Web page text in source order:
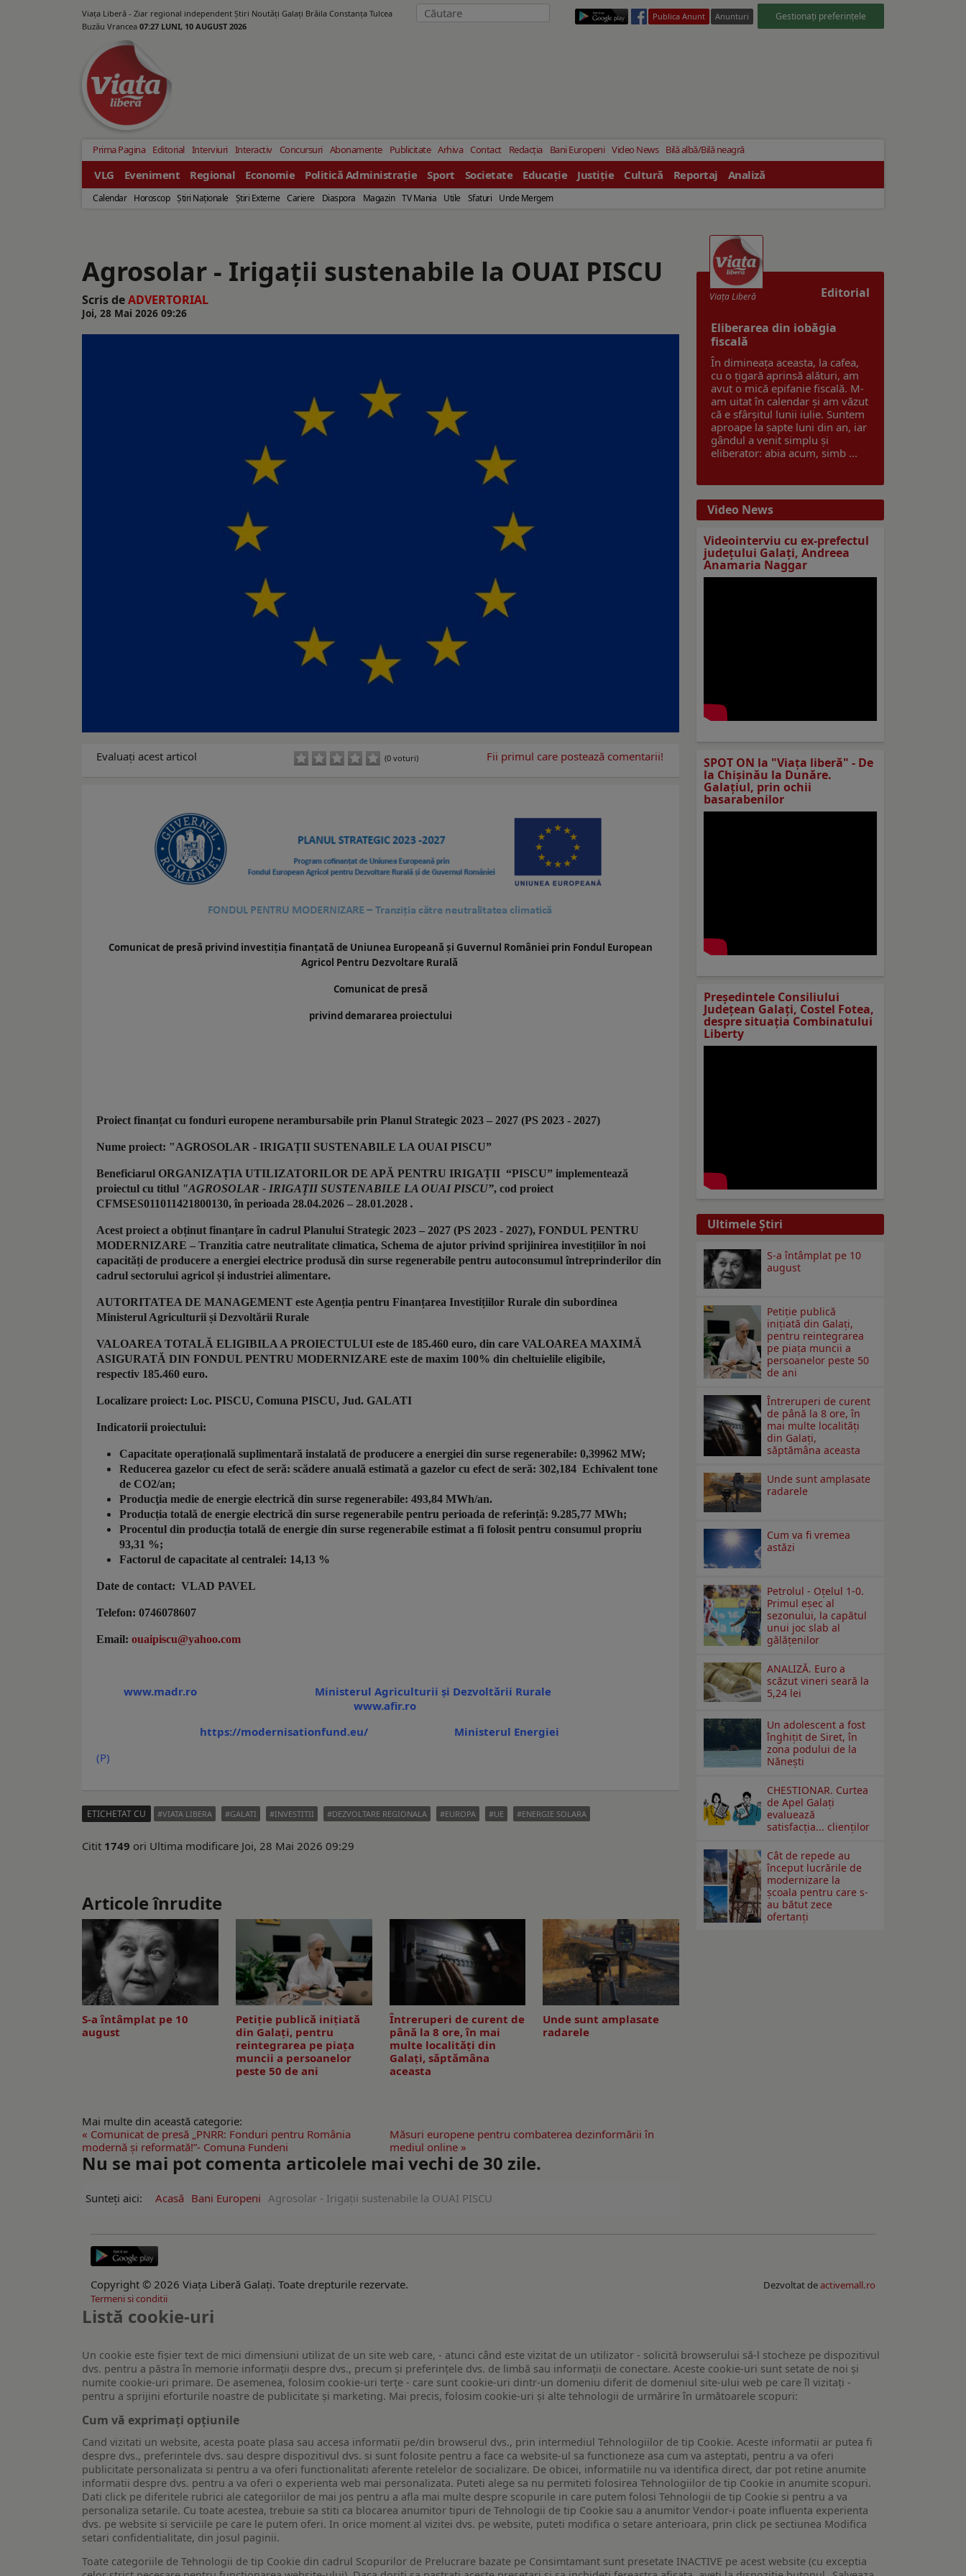
Viața Liberă - Ziar regional independent Știri Noutăți Galaţi Brăila Constanţa Tulcea
Buzău Vrancea 07:27 LUNI, 10 AUGUST 2026
Publica Anunt Anunturi Gestionați preferințele
Prima Pagina Editorial Interviuri Interactiv Concursuri Abonamente Publicitate Arhiva Contact Redacția Bani Europeni Video News Bilă albă/Bilă neagră
VLG Eveniment Regional Economie Politică Administrație Sport Societate Educație Justiție Cultură Reportaj Analiză
Calendar Horoscop Ştiri Naţionale Ştiri Externe Cariere Diaspora Magazin TV Mania Utile Sfaturi Unde Mergem
Agrosolar - Irigații sustenabile la OUAI PISCU
Scris deADVERTORIAL
Joi, 28 Mai 2026 09:26
Evaluaţi acest articol (0 voturi) Fii primul care postează comentarii!
Comunicat de presă privind investiția finanțată de Uniunea Europeană și Guvernul României prin Fondul European
Agricol Pentru Dezvoltare Rurală
Comunicat de presă
privind demararea proiectului
Proiect finanțat cu fonduri europene nerambursabile prin Planul Strategic 2023 – 2027 (PS 2023 - 2027)
Nume proiect: "AGROSOLAR - IRIGAȚII SUSTENABILE LA OUAI PISCU”
Beneficiarul ORGANIZAȚIA UTILIZATORILOR DE APĂ PENTRU IRIGAȚII “PISCU” implementează
proiectul cu titlul "AGROSOLAR - IRIGAȚII SUSTENABILE LA OUAI PISCU”, cod proiect
CFMSES011011421800130, în perioada 28.04.2026 – 28.01.2028 .
Acest proiect a obținut finanțare în cadrul Planului Strategic 2023 – 2027 (PS 2023 - 2027), FONDUL PENTRU
MODERNIZARE – Tranzitia catre neutralitate climatica, Schema de ajutor privind sprijinirea investițiilor în noi
capacități de producere a energiei electrice produsă din surse regenerabile pentru autoconsumul întreprinderilor din
cadrul sectorului agricol și industriei alimentare.
AUTORITATEA DE MANAGEMENT este Agenția pentru Finanțarea Investițiilor Rurale din subordinea
Ministerul Agriculturii și Dezvoltării Rurale
VALOAREA TOTALĂ ELIGIBILA A PROIECTULUI este de 185.460 euro, din care VALOAREA MAXIMĂ
ASIGURATĂ DIN FONDUL PENTRU MODERNIZARE este de maxim 100% din cheltuielile eligibile,
respectiv 185.460 euro.
Localizare proiect: Loc. PISCU, Comuna PISCU, Jud. GALATI
Indicatorii proiectului:
Capacitate operațională suplimentară instalată de producere a energiei din surse regenerabile: 0,39962 MW;
Reducerea gazelor cu efect de seră: scădere anuală estimată a gazelor cu efect de seră: 302,184 Echivalent tone
de CO2/an;
Producţia medie de energie electrică din surse regenerabile: 493,84 MWh/an.
Producția totală de energie electrică din surse regenerabile pentru perioada de referință: 9.285,77 MWh;
Procentul din producția totală de energie din surse regenerabile estimat a fi folosit pentru consumul propriu
93,31 %;
Factorul de capacitate al centralei: 14,13 %
Date de contact: VLAD PAVEL
Telefon: 0746078607
Email: ouaipiscu@yahoo.com
www.madr.ro Ministerul Agriculturii și Dezvoltării Rurale
www.afir.ro
https://modernisationfund.eu/
Ministerul Energiei
(P)
ETICHETAT CU VIATA LIBERA GALATI INVESTITII DEZVOLTARE REGIONALA EUROPA UE ENERGIE SOLARA
Citit 1749 ori Ultima modificare Joi, 28 Mai 2026 09:29
Articole înrudite
S-a întâmplat pe 10
august
Petiție publică inițiată
din Galați, pentru
reintegrarea pe piața
muncii a persoanelor
peste 50 de ani
Întreruperi de curent de
până la 8 ore, în mai
multe localități din
Galați, săptămâna
aceasta
Unde sunt amplasate
radarele
Mai multe din această categorie:
« Comunicat de presă „PNRR: Fonduri pentru România
modernă și reformată!”- Comuna Fundeni
Măsuri europene pentru combaterea dezinformării în
mediul online »
Nu se mai pot comenta articolele mai vechi de 30 zile.
Sunteți aici: Acasă Bani Europeni Agrosolar - Irigații sustenabile la OUAI PISCU
Editorial
Viaţa Liberă
Eliberarea din iobăgia
fiscală
În dimineața aceasta, la cafea,
cu o țigară aprinsă alături, am
avut o mică epifanie fiscală. M-
am uitat în calendar și am văzut
că e sfârșitul lunii iulie. Suntem
aproape la șapte luni din an, iar
gândul a venit simplu și
eliberator: abia acum, simb ...
Video News
Videointerviu cu ex-prefectul
judeţului Galaţi, Andreea
Anamaria Naggar
SPOT ON la "Viaţa liberă" - De
la Chișinău la Dunăre.
Galațiul, prin ochii
basarabenilor
Preşedintele Consiliului
Judeţean Galaţi, Costel Fotea,
despre situaţia Combinatului
Liberty
Ultimele Ştiri
S-a întâmplat pe 10
august
Petiție publică
inițiată din Galați,
pentru reintegrarea
pe piața muncii a
persoanelor peste 50
de ani
Întreruperi de curent
de până la 8 ore, în
mai multe localități
din Galați,
săptămâna aceasta
Unde sunt amplasate
radarele
Cum va fi vremea
astăzi
Petrolul - Oțelul 1-0.
Primul eșec al
sezonului, la capătul
unui joc slab al
gălățenilor
ANALIZĂ. Euro a
scăzut vineri seară la
5,24 lei
Un adolescent a fost
înghițit de Siret, în
zona podului de la
Nănești
CHESTIONAR. Curtea
de Apel Galați
evaluează
satisfacția... clienților
Cât de repede au
început lucrările de
modernizare la
şcoala pentru care s-
au bătut zece
ofertanţi
Copyright © 2026 Viaţa Liberă Galaţi. Toate drepturile rezervate. Dezvoltat deactivemall.ro
Termeni si conditii
Listă cookie-uri
Un cookie este fişier text de mici dimensiuni utilizat de un site web care, - atunci când este vizitat de un utilizator - solicită browserului să-l stocheze pe dispozitivul
dvs. pentru a păstra în memorie informații despre dvs., precum și preferințele dvs. de limbă sau informații de conectare. Aceste cookie-uri sunt setate de noi și
numite cookie-uri primare. De asemenea, folosim cookie-uri terțe - care sunt cookie-uri dintr-un domeniu diferit de domeniul site-ului web pe care îl vizitați -
pentru a sprijini eforturile noastre de publicitate și marketing. Mai precis, folosim cookie-uri și alte tehnologii de urmărire în următoarele scopuri:
Cum vă exprimați opțiunile
Cand vizitati un website, acesta poate plasa sau accesa informatii pe/din browserul dvs., prin intermediul Tehnologiilor de tip Cookie. Aceste informatii ar putea fi
despre dvs., preferintele dvs. sau despre dispozitivul dvs. si sunt folosite pentru a face ca website-ul sa functioneze asa cum va asteptati, pentru a va oferi
publicitate personalizata si pentru a va oferi functionalitati aferente retelelor de socializare. De obicei, informatiile nu va identifica direct, dar pot retine anumite
informatii despre dvs. pentru a va oferi o experienta web mai personalizata. Puteti alege sa nu permiteti folosirea Tehnologiilor de tip Cookie in anumite scopuri.
Dati click pe diferitele rubrici ale categoriilor de mai jos pentru a afla mai multe despre scopurile in care putem folosi Tehnologii de tip Cookie si pentru a va
personaliza setarile. Cu toate acestea, trebuie sa stiti ca blocarea anumitor tipuri de Tehnologii de tip Cookie sau a anumitor Vendor-i poate influenta experienta
dvs. pe website si serviciile pe care le putem oferi. In orice moment al vizitei dvs. pe website, puteti modifica o setare anterioara, prin click pe sectiunea Modifica
setari confidentialitate, din josul paginii.
Toate categoriile de Tehnologii de tip Cookie din cadrul Scopurilor de Prelucrare bazate pe Consimtamant sunt presetate INACTIVE pe acest website (cu exceptia